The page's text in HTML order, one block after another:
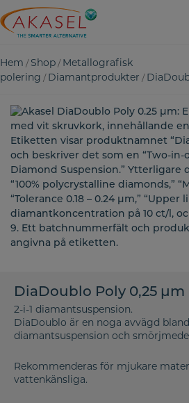
Skip
to
content
Hem / Shop / Metallografisk
polering / Diamantprodukter /
DiaDoublo Poly 0,25 µm
2-i-1 diamantsuspension.
DiaDoublo är en noga avvägd
diamantsuspension och
Rekommenderas för mjukare
vattenkänsliga.